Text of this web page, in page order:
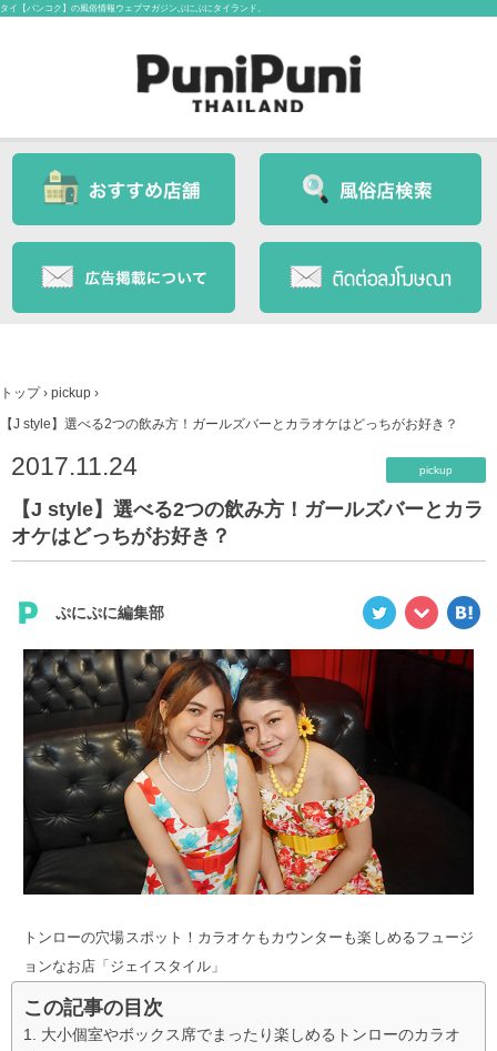
タイ【バンコク】の風俗情報ウェブマガジンぷにぷにタイランド。
トップ › pickup ›
【J style】選べる2つの飲み方！ガールズバーとカラオケはどっちがお好き？
2017.11.24 pickup
【J style】選べる2つの飲み方！ガールズバーとカラ
オケはどっちがお好き？
ぷにぷに編集部
トンローの穴場スポット！カラオケもカウンターも楽しめるフュージ
ョンなお店「ジェイスタイル」
この記事の目次
大小個室やボックス席でまったり楽しめるトンローのカラオ